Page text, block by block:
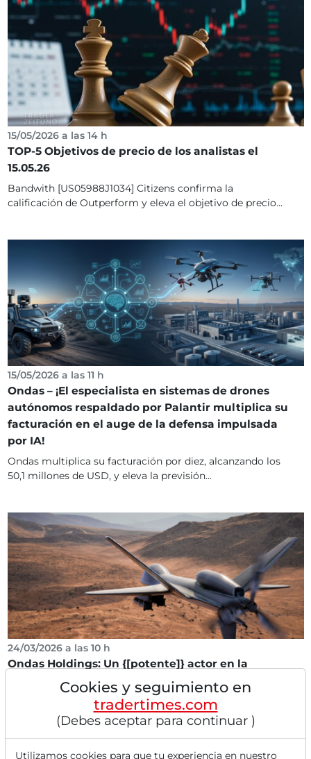
15/05/2026 a las 14 h
TOP-5 Objetivos de precio de los analistas el
15.05.26
Bandwith [US05988J1034] Citizens confirma la
calificación de Outperform y eleva el objetivo de precio...
15/05/2026 a las 11 h
Ondas – ¡El especialista en sistemas de drones
autónomos respaldado por Palantir multiplica su
facturación en el auge de la defensa impulsada
por IA!
Ondas multiplica su facturación por diez, alcanzando los
50,1 millones de USD, y eleva la previsión...
24/03/2026 a las 10 h
Ondas Holdings: Un {[potente]} actor en la
intersección de la IA y la defensa
La acción de Ondas Holdings debe ser seguida de cerca.
Mientras la empresa presentará sus números...
Cookies y seguimiento en
tradertimes.com
(Debes aceptar para continuar )
Utilizamos cookies para que tu experiencia en nuestro